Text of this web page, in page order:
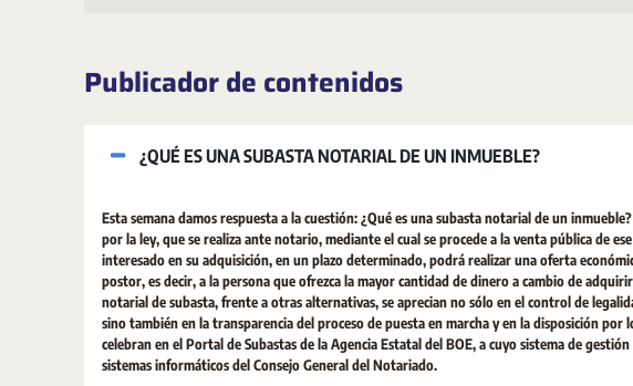
Publicador de contenidos
¿QUÉ ES UNA SUBASTA NOTARIAL DE UN INMUEBLE?
Esta semana damos respuesta a la cuestión: ¿Qué es una subasta notarial de un
por la ley, que se realiza ante notario, mediante el cual se procede a la venta pública de
interesado en su adquisición, en un plazo determinado, podrá realizar una oferta
postor, es decir, a la persona que ofrezca la mayor cantidad de dinero a cambio de
notarial de subasta, frente a otras alternativas, se aprecian no sólo en el control de
sino también en la transparencia del proceso de puesta en marcha y en la disposición
celebran en el Portal de Subastas de la Agencia Estatal del BOE, a cuyo sistema de
sistemas informáticos del Consejo General del Notariado.